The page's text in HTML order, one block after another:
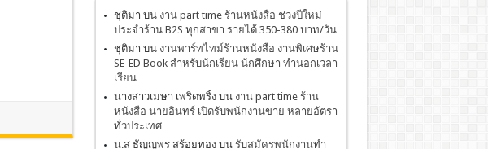
ชุติมา บน งาน part time ร้านหนังสือ ช่วงปีใหม่
ประจำร้าน B2S ทุกสาขา รายได้ 350-380 บาท/วัน
ชุติมา บน งานพาร์ทไทม์ร้านหนังสือ งานพิเศษร้าน
SE-ED Book สำหรับนักเรียน นักศึกษา ทำนอกเวลา
เรียน
นางสาวเมษา เพริดพริ้งบน งาน part time ร้าน
หนังสือ นายอินทร์ เปิดรับพนักงานขาย หลายอัตรา
ทั่วประเทศ
น.ส ธัญญพร สร้อยทองบน รับสมัครพนักงานทำ